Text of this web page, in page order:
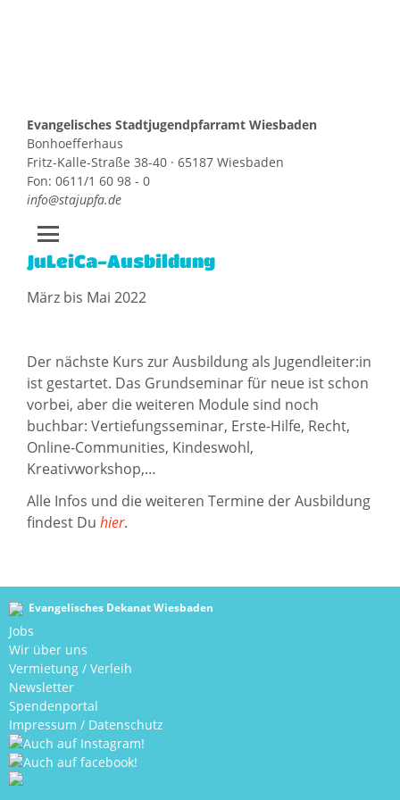
Evangelisches Stadtjugendpfarramt Wiesbaden
Bonhoefferhaus
Fritz-Kalle-Straße 38-40 · 65187 Wiesbaden
Fon: 0611/1 60 98 - 0
info@stajupfa.de
Zum
springen
JuLeiCa-Ausbildung
März bis Mai 2022
Der nächste Kurs zur Ausbildung als Jugendleiter:in
ist gestartet. Das Grundseminar für neue ist schon
vorbei, aber die weiteren Module sind noch
buchbar: Vertiefungsseminar, Erste-Hilfe, Recht,
Online-Communities, Kindeswohl,
Kreativworkshop,…
Alle Infos und die weiteren Termine der Ausbildung
findest Du hier.
Evangelisches Dekanat Wiesbaden
Jobs
Wir über uns
Vermietung / Verleih
Newsletter
Spendenportal
Impressum / Datenschutz